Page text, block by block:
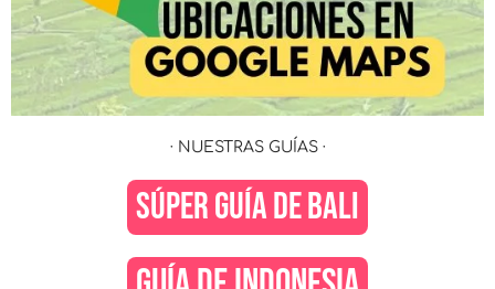
· NUESTRAS GUÍAS ·
SÚPER GUÍA DE BALI